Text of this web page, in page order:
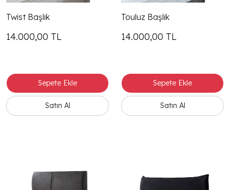
Twist Başlık
14.000,00 TL
Touluz Başlık
14.000,00 TL